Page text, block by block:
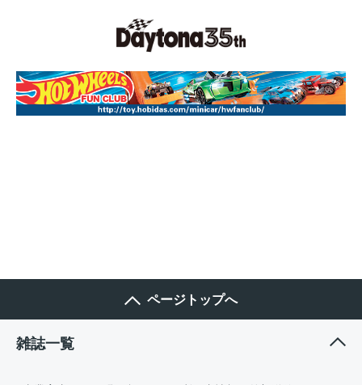
ページトップへ
雑誌一覧